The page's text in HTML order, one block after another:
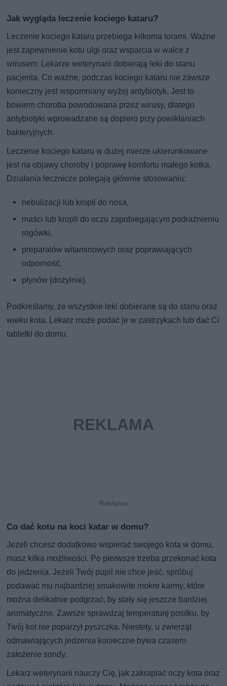
Jak wygląda leczenie kociego kataru?
Leczenie kociego kataru przebiega kilkoma torami. Ważne
jest zapewnienie kotu ulgi oraz wsparcia w walce z
wirusem. Lekarze weterynarii dobierają leki do stanu
pacjenta. Co ważne, podczas kociego kataru nie zawsze
konieczny jest wspomniany wyżej antybiotyk. Jest to
bowiem choroba powodowana przez wirusy, dlatego
antybiotyki wprowadzane są dopiero przy powikłaniach
bakteryjnych.
Leczenie kociego kataru w dużej mierze ukierunkowane
jest na objawy choroby i poprawę komfortu małego kotka.
Działania lecznicze polegają głównie stosowaniu:
nebulizacji lub kropli do nosa,
maści lub kropli do oczu zapobiegającym podrażnieniu
rogówki,
preparatów witaminowych oraz poprawiających
odporność,
płynów (dożylnie).
Podkreślamy, że wszystkie leki dobierane są do stanu oraz
wieku kota. Lekarz może podać je w zastrzykach lub dać Ci
tabletki do domu.
Co dać kotu na koci katar w domu?
Jeżeli chcesz dodatkowo wspierać swojego kota w domu,
masz kilka możliwości. Po pierwsze trzeba przekonać kota
do jedzenia. Jeżeli Twój pupil nie chce jeść, spróbuj
podawać mu najbardziej smakowite mokre karmy, które
można delikatnie podgrzać, by stały się jeszcze bardziej
aromatyczne. Zawsze sprawdzaj temperaturę posiłku, by
Twój kot nie poparzył pyszczka. Niestety, u zwierząt
odmawiających jedzenia konieczne bywa czasem
założenie sondy.
Lekarz weterynarii nauczy Cię, jak zakraplać oczy kota oraz